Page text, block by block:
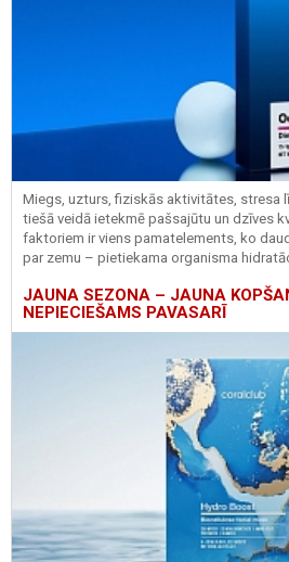
Miegs, uzturs, fiziskās aktivitātes, stresa
tiešā veidā ietekmē pašsajūtu un dzīves
faktoriem ir viens pamatelements, ko
par zemu – pietiekama organisma
JAUNA SEZONA – JAUNA
NEPIECIEŠAMS PAVASARĪ